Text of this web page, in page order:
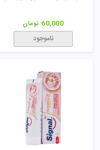
60,000 تومان
ناموجود